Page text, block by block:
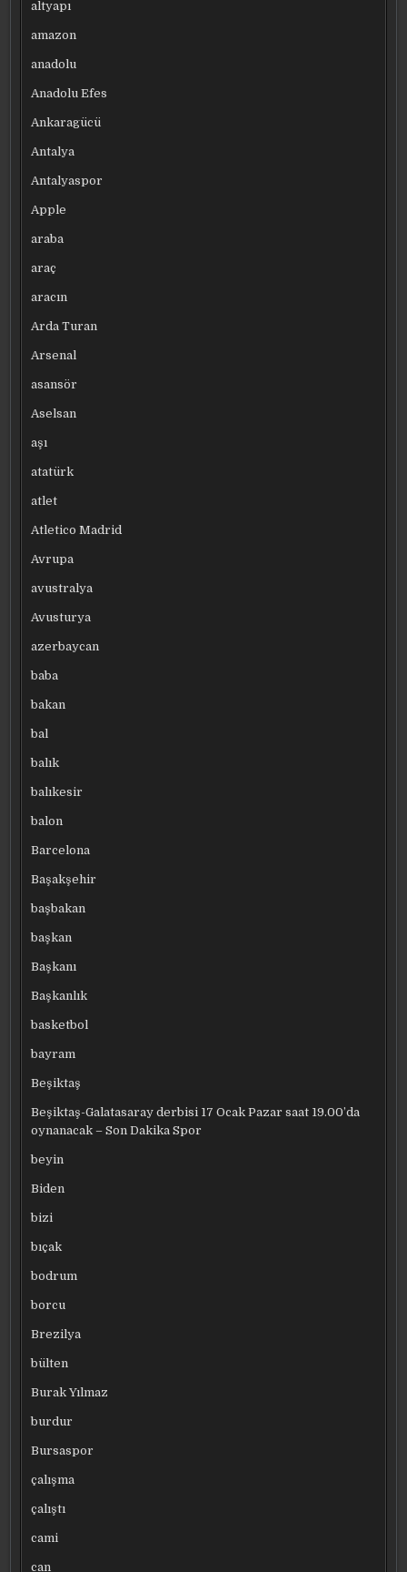
altyapı
amazon
anadolu
Anadolu Efes
Ankaragücü
Antalya
Antalyaspor
Apple
araba
araç
aracın
Arda Turan
Arsenal
asansör
Aselsan
aşı
atatürk
atlet
Atletico Madrid
Avrupa
avustralya
Avusturya
azerbaycan
baba
bakan
bal
balık
balıkesir
balon
Barcelona
Başakşehir
başbakan
başkan
Başkanı
Başkanlık
basketbol
bayram
Beşiktaş
Beşiktaş-Galatasaray derbisi 17 Ocak Pazar saat 19.00’da
oynanacak – Son Dakika Spor
beyin
Biden
bizi
bıçak
bodrum
borcu
Brezilya
bülten
Burak Yılmaz
burdur
Bursaspor
çalışma
çalıştı
cami
can